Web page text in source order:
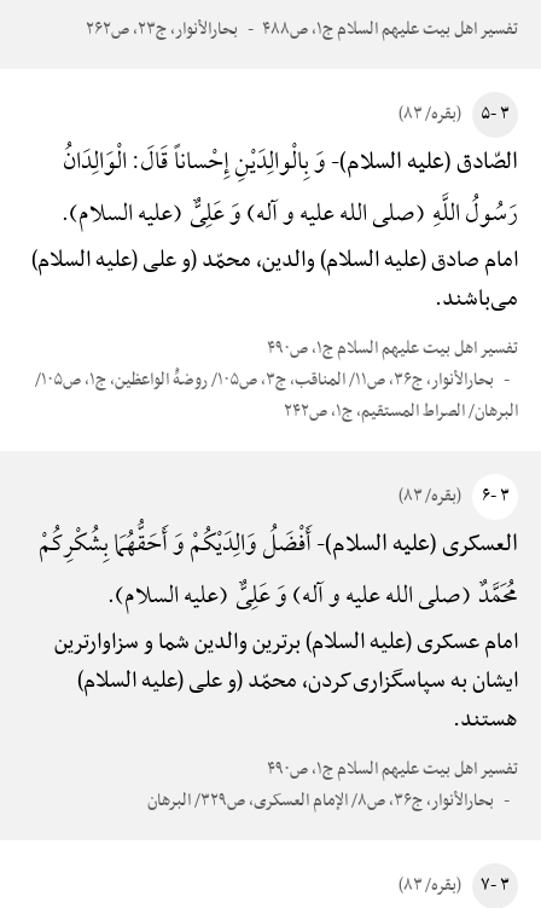
تفسیر اهل بیت علیهم السلام ج۱، ص۴۸۸ بحارالأنوار، ج۲۳، ص۲۶۲
۳ -۵ (بقره/ ۸۳)
الصّادق (علیه السلام)-وَ بِالْوالِدَیْنِ إِحْساناً قَالَ: الْوَالِدَانُ
رَسُولُ اللَّهِ (صلی الله علیه و آله) وَ عَلِیٌّ (علیه السلام).
امام صادق (علیه السلام) والدین، محمّد (و علی (علیه السلام)
می‌باشند.
تفسیر اهل بیت علیهم السلام ج۱، ص۴۹۰
بحارالأنوار، ج۳۶، ص۱۱/ المناقب، ج۳، ص۱۰۵/ روضهًْ الواعظین، ج۱، ص۱۰۵/
البرهان/ الصراط المستقیم، ج۱، ص۲۴۲
۳ -۶ (بقره/ ۸۳)
العسکری (علیه السلام)-أَفْضَلُ وَالِدَیْکُمْ وَ أَحَقُّهُمَا بِشُکْرِکُمْ
مُحَمَّدٌ (صلی الله علیه و آله) وَ عَلِیٌّ (علیه السلام).
امام عسکری (علیه السلام) برترین والدین شما و سزاوارترین
ایشان به سپاسگزاری‌کردن، محمّد (و علی (علیه السلام)
هستند.
تفسیر اهل بیت علیهم السلام ج۱، ص۴۹۰
بحارالأنوار، ج۳۶، ص۸/ الإمام العسکری، ص۳۲۹/ البرهان
۳ -۷ (بقره/ ۸۳)